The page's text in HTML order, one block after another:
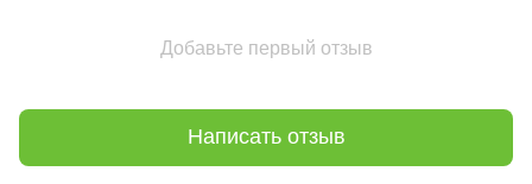
Добавьте первый отзыв
Написать отзыв